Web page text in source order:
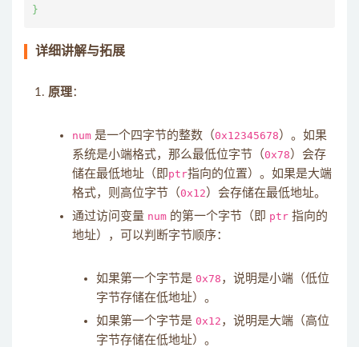
详细讲解与拓展
原理：
num 是一个四字节的整数（0x12345678）。如果
系统是小端格式，那么最低位字节（0x78）会存
储在最低地址（即ptr指向的位置）。如果是大端
格式，则高位字节（0x12）会存储在最低地址。
通过访问变量 num 的第一个字节（即 ptr 指向的
地址），可以判断字节顺序：
如果第一个字节是 0x78 ，说明是小端（低位
字节存储在低地址）。
如果第一个字节是 0x12 ，说明是大端（高位
字节存储在低地址）。